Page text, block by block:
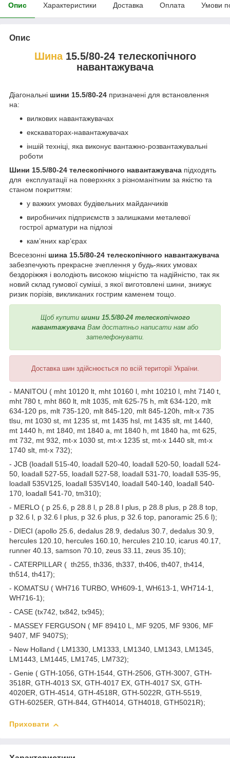
Опис Характеристики Доставка Оплата Умови
Опис
Шина15.5/80-24 телескопічного
навантажувача
Діагональні шини 15.5/80-24 призначені для встановлення
на:
вилкових навантажувачах
екскаваторах-навантажувачах
іншій техніці, яка виконує вантажно-розвантажувальні
роботи
Шини 15.5/80-24 телескопічного навантажувача підходять
для експлуатації на поверхнях з різноманітним за якістю та
станом покриттям:
у важких умовах будівельних майданчиків
виробничих підприємств з залишками металевої
гострої арматури на підлозі
кам’яних кар’єрах
Всесезонні шина 15.5/80-24 телескопічного навантажувача
забезпечують прекрасне зчеплення у будь-яких умовах
бездоріжжя і володіють високою міцністю та надійністю, так як
новий склад гумової суміші, з якої виготовлені шини, знижує
ризик порізів, викликаних гострим каменем тощо.
Щоб купити шини 15.5/80-24 телескопічного
навантажувача Вам достатньо написати нам або
зателефонувати.
Доставка шин здійснюється по всій території України.
- MANITOU ( mht 10120 lt, mht 10160 l, mht 10210 l, mht 7140 t,
mht 780 t, mht 860 lt, mlt 1035, mlt 625-75 h, mlt 634-120, mlt
634-120 ps, mlt 735-120, mlt 845-120, mlt 845-120h, mlt-x 735
tlsu, mt 1030 st, mt 1235 st, mt 1435 hsl, mt 1435 slt, mt 1440,
mt 1440 h, mt 1840, mt 1840 a, mt 1840 h, mt 1840 ha, mt 625,
mt 732, mt 932, mt-x 1030 st, mt-x 1235 st, mt-x 1440 slt, mt-x
1740 slt, mt-x 732);
- JCB (loadall 515-40, loadall 520-40, loadall 520-50, loadall 524-
50, loadall 527-55, loadall 527-58, loadall 531-70, loadall 535-95,
loadall 535V125, loadall 535V140, loadall 540-140, loadall 540-
170, loadall 541-70, tm310);
- MERLO ( p 25.6, p 28.8 l, p 28.8 l plus, p 28.8 plus, p 28.8 top,
p 32.6 l, p 32.6 l plus, p 32.6 plus, p 32.6 top, panoramic 25.6 l);
- DIECI (apollo 25.6, dedalus 28.9, dedalus 30.7, dedalus 30.9,
hercules 120.10, hercules 160.10, hercules 210.10, icarus 40.17,
runner 40.13, samson 70.10, zeus 33.11, zeus 35.10);
- CATERPILLAR ( th255, th336, th337, th406, th407, th414,
th514, th417);
- KOMATSU ( WH716 TURBO, WH609-1, WH613-1, WH714-1,
WH716-1);
- CASE (tx742, tx842, tx945);
- MASSEY FERGUSON ( MF 89410 L, MF 9205, MF 9306, MF
9407, MF 9407S);
- New Holland ( LM1330, LM1333, LM1340, LM1343, LM1345,
LM1443, LM1445, LM1745, LM732);
- Genie ( GTH-1056, GTH-1544, GTH-2506, GTH-3007, GTH-
3518R, GTH-4013 SX, GTH-4017 EX, GTH-4017 SX, GTH-
4020ER, GTH-4514, GTH-4518R, GTH-5022R, GTH-5519,
GTH-6025ER, GTH-844, GTH4014, GTH4018, GTH5021R);
Приховати